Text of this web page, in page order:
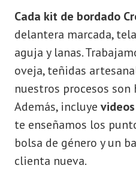
Cada kit de bordado
delantera marcada,
aguja y lanas.
oveja, teñidas
nuestros procesos son
Además, incluye
te enseñamos los
bolsa de género y un
clienta nueva.